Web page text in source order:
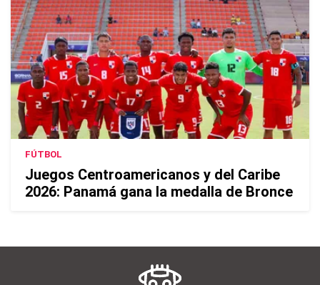
FÚTBOL
Juegos Centroamericanos y del Caribe
2026: Panamá gana la medalla de Bronce